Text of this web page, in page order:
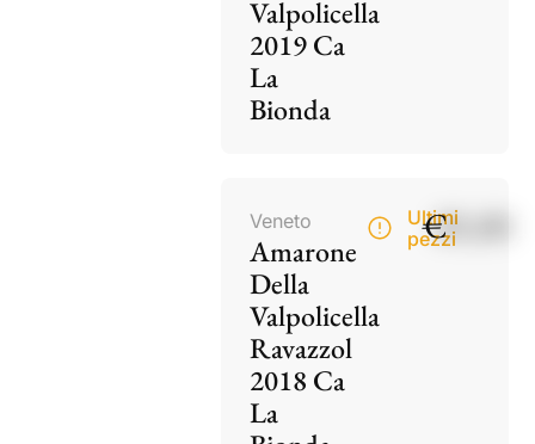
Valpolicella
2019 Ca
La
Bionda
Veneto
Amarone
Della
Valpolicella
Ravazzol
2018 Ca
La
Ultimi
pezzi
€85,00